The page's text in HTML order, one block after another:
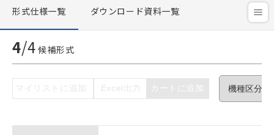
形式仕様一覧 ダウンロード資料一覧
4/4 候補形式
マイリストに追加 Excel出力 カートに追加
ご利用条件
以下の条件をお読みいただき、同意のうえ
ご利用ください。